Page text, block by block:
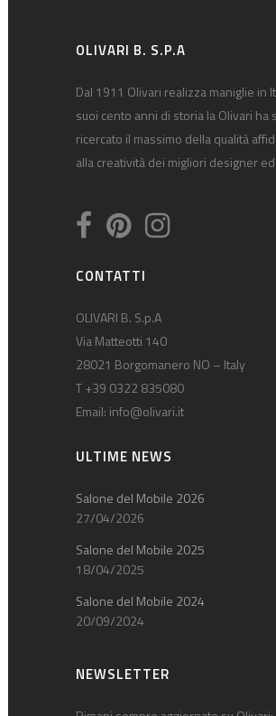
OLIVARI B. S.P.A
Dal 1911 Olivari realizza maniglie in
suoi cento anni di storia la Olivari ha
ricercato il massimo della qualità
alla creatività dei migliori designer
CONTATTI
OLIVARI B. S.p.A
Via Matteotti 140
28021 Borgomanero NO – Italy
T +39 0322 835080
Email: info@olivari.it
ULTIME NEWS
Salone del Mobile 2026
27/04/2026
Salone del Mobile 2025
18/04/2025
Salone del Mobile 2024
20/09/2024
NEWSLETTER